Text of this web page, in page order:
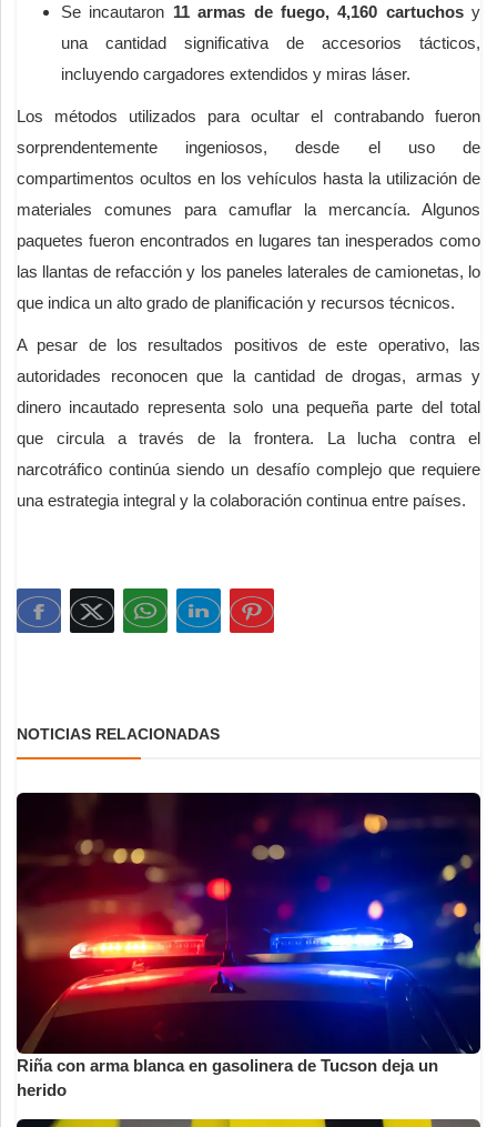
Se incautaron 11 armas de fuego, 4,160 cartuchosy
una cantidad significativa de accesorios tácticos,
incluyendo cargadores extendidos y miras láser.
Los métodos utilizados para ocultar el contrabando fueron
sorprendentemente ingeniosos, desde el uso de
compartimentos ocultos en los vehículos hasta la utilización de
materiales comunes para camuflar la mercancía. Algunos
paquetes fueron encontrados en lugares tan inesperados como
las llantas de refacción y los paneles laterales de camionetas, lo
que indica un alto grado de planificación y recursos técnicos.
A pesar de los resultados positivos de este operativo, las
autoridades reconocen que la cantidad de drogas, armas y
dinero incautado representa solo una pequeña parte del total
que circula a través de la frontera. La lucha contra el
narcotráfico continúa siendo un desafío complejo que requiere
una estrategia integral y la colaboración continua entre países.
NOTICIAS RELACIONADAS
Riña con arma blanca en gasolinera de Tucson deja un
herido